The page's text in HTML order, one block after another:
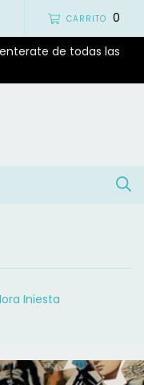
CARRITO 0
de todas las
Iniesta